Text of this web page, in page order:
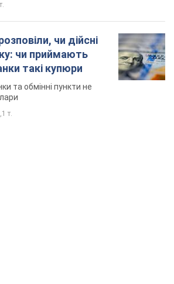
чи дійсні
чи приймають
такі купюри
та обмінні пункти не
т.